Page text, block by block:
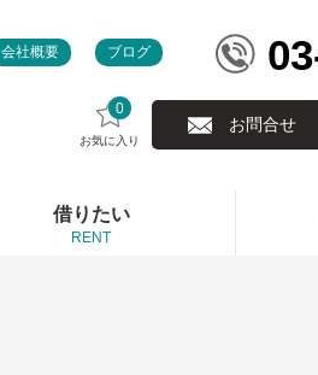
会社概要 ブログ
0
お気に入り
お問合せ
借りたい
RENT